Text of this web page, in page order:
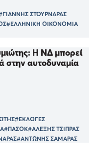
ΣΤΟΥΡΝΑΡΑΣ
#ΕΛΛΗΝΙΚΗ ΟΙΚΟΝΟΜΙΑ
Η ΝΔ μπορεί
στην αυτοδυναμία
#ΕΚΛΟΓΕΣ
#ΠΑΣΟΚ#ΑΛΕΞΗΣ ΤΣΙΠΡΑΣ
#ΑΝΤΩΝΗΣ ΣΑΜΑΡΑΣ